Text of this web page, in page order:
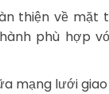
thiện về mặt
phù hợp
mạng lưới